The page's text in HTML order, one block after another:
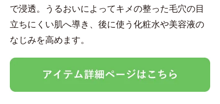
で浸透。うるおいによってキメの整った毛穴の目
立ちにくい肌へ導き、後に使う化粧水や美容液の
なじみを高めます。